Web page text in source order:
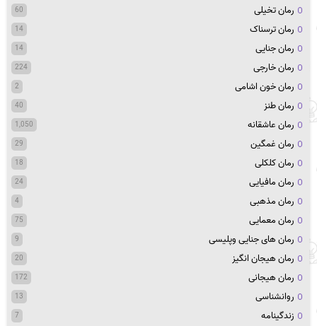
رمان تخیلی 60
رمان ترسناک 14
رمان جنایی 14
رمان خارجی 224
رمان خون اشامی 2
رمان طنز 40
رمان عاشقانه 1,050
رمان غمگین 29
رمان کلکلی 18
رمان مافیایی 24
رمان مذهبی 4
رمان معمایی 75
رمان های جنایی وپلیسی 9
رمان هیجان انگیز 20
رمان هیجانی 172
روانشناسی 13
زندگینامه 7